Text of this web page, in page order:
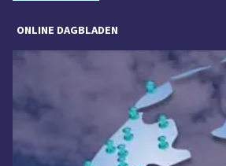
ONLINE DAGBLADEN